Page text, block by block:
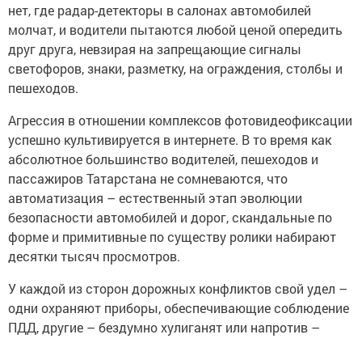
нет, где радар-детекторы в салонах автомобилей
молчат, и водители пытаются любой ценой опередить
друг друга, невзирая на запрещающие сигналы
светофоров, знаки, разметку, на ограждения, столбы и
пешеходов.
Агрессия в отношении комплексов фотовидеофиксации
успешно культивируется в интернете. В то время как
абсолютное большинство водителей, пешеходов и
пассажиров Татарстана не сомневаются, что
автоматизация – естественный этап эволюции
безопасности автомобилей и дорог, скандальные по
форме и примитивные по существу ролики набирают
десятки тысяч просмотров.
У каждой из сторон дорожных конфликтов свой удел –
одни охраняют приборы, обеспечивающие соблюдение
ПДД, другие – бездумно хулиганят или напротив –